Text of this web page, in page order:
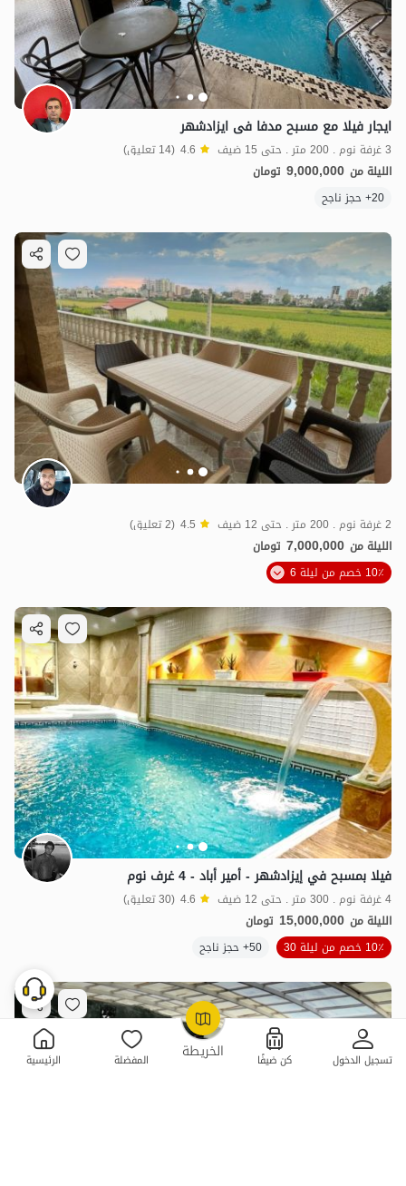
الخريطة تسجيل الدخول كن ضيفًا المفضلة الرئيسية
OpenStreetMap
ایجار فیلا مع مسبح مدفا فی ایزادشهر
3 غرفة نوم . 200 متر . حتى 15 ضيف 4.6 (14 تعليق)
الليلة من 9,000,000 تومان
20+ حجز ناجح
2 غرفة نوم . 200 متر . حتى 12 ضيف 4.5 (2 تعليق)
الليلة من 7,000,000 تومان
10٪ خصم من ليلة 6
فيلا بمسبح في إيزادشهر - أمير أباد - 4 غرف نوم
4 غرفة نوم . 300 متر . حتى 12 ضيف 4.6 (30 تعليق)
الليلة من 15,000,000 تومان
10٪ خصم من ليلة 30
50+ حجز ناجح